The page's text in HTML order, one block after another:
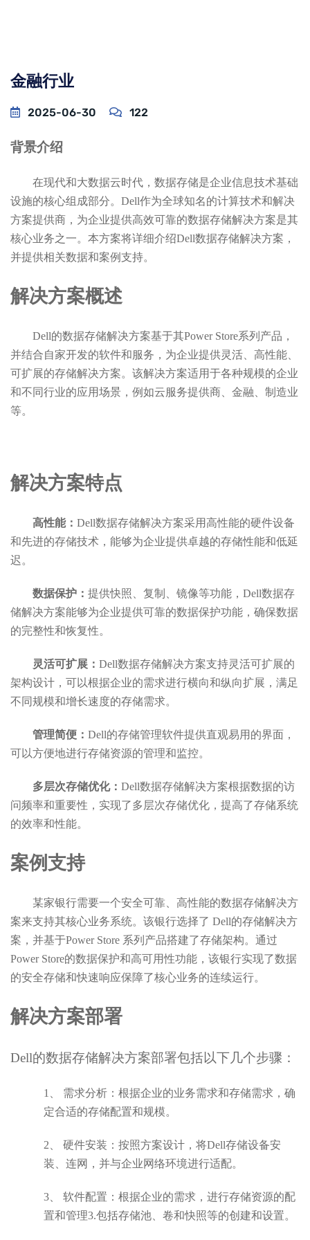
金融行业
2025-06-30 122
背景介绍
在现代和大数据云时代，数据存储是企业信息技术基础
设施的核心组成部分。 Dell作为全球知名的计算技术和解决
方案提供商，为企业提供高效可靠的数据存储解决方案是其
核心业务之一。本方案将详细介绍Dell数据存储解决方案，
并提供相关数据和案例支持。
解决方案概述
Dell的数据存储解决方案基于其Power Store系列产品，
并结合自家开发的软件和服务，为企业提供灵活、高性能、
可扩展的存储解决方案。该解决方案适用于各种规模的企业
和不同行业的应用场景，例如云服务提供商、金融、制造业
等。
解决方案特点
高性能： Dell数据存储解决方案采用高性能的硬件设备
和先进的存储技术，能够为企业提供卓越的存储性能和低延
迟。
数据保护： 提供快照、复制、镜像等功能， Dell数据存
储解决方案能够为企业提供可靠的数据保护功能，确保数据
的完整性和恢复性。
灵活可扩展： Dell数据存储解决方案支持灵活可扩展的
架构设计，可以根据企业的需求进行横向和纵向扩展，满足
不同规模和增长速度的存储需求。
管理简便： Dell的存储管理软件提供直观易用的界面，
可以方便地进行存储资源的管理和监控。
多层次存储优化： Dell数据存储解决方案根据数据的访
问频率和重要性，实现了多层次存储优化，提高了存储系统
的效率和性能。
案例支持
某家银行需要一个安全可靠、高性能的数据存储解决方
案来支持其核心业务系统。该银行选择了 Dell的存储解决方
案，并基于Power Store 系列产品搭建了存储架构。通过
Power Store的数据保护和高可用性功能，该银行实现了数据
的安全存储和快速响应保障了核心业务的连续运行。
解决方案部署
Dell的数据存储解决方案部署包括以下几个步骤：
1、 需求分析：根据企业的业务需求和存储需求，确
定合适的存储配置和规模。
2、 硬件安装：按照方案设计，将Dell存储设备安
装、连网，并与企业网络环境进行适配。
3、 软件配置：根据企业的需求，进行存储资源的配
置和管理3.包括存储池、卷和快照等的创建和设置。